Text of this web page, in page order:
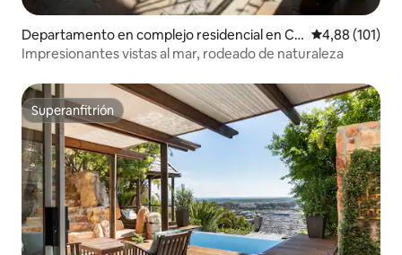
Departamento en complejo residencial en Ci
udad del Cabo
Calificación
4,88 (101)
Impresionantes vistas al mar, rodeado de naturaleza
Superanfitrión
Superanfitrión